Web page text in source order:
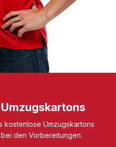
kostenlose Umzugskartons
den Vorbereitungen.